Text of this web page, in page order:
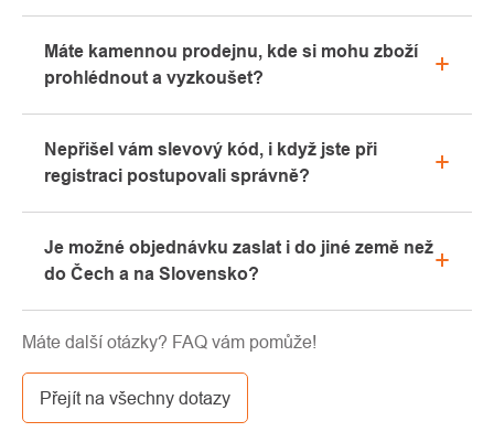
v sekci "Vše o nákupu" nebo nás kontaktujte
emailem či telefonicky.
Máte kamennou prodejnu, kde si mohu zboží
prohlédnout a vyzkoušet?
Rádi vám zde poradíme s výběrem vhodného
vybavení, které si můžete vyzkoušet přímo v našem
showroomu.
Nepřišel vám slevový kód, i když jste při
registraci postupovali správně?
záložku „hromadné“ nebo „SPAM“, velice často zde
email s kódem končí. Pokud jste i přesto svůj
slevový kód nenalezli, kontaktujte nás na
info@pavouci.cz
Je možné objednávku zaslat i do jiné země než
do Čech a na Slovensko?
GLS. Cena této dopravy je dle kalkulace od
dopravce.
Máte další otázky? FAQ vám pomůže!
Přejít na všechny dotazy